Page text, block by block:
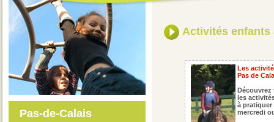
Pas-de-Calais
Activités enfants
Les
Pas de
les
à pratiquer
mercredi